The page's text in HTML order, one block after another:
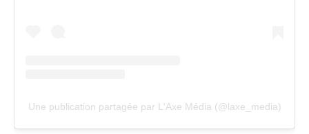
Une publication partagée par L'Axe Média (@laxe_media)